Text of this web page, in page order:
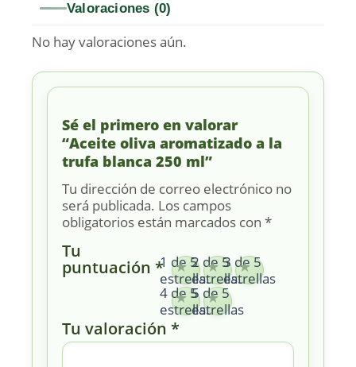
Valoraciones (0)
No hay valoraciones aún.
Sé el primero en valorar
“Aceite oliva aromatizado a la
trufa blanca 250 ml”
Tu dirección de correo electrónico no
será publicada. Los campos
obligatorios están marcados con *
Tu
puntuación *1 de 5
estrellas
2 de 5
estrellas
3 de 5
estrellas
4 de 5
estrellas
5 de 5
estrellas
Tu valoración *